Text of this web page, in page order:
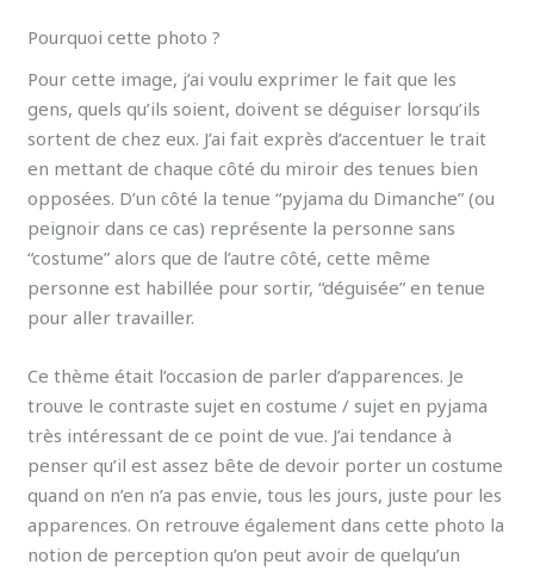
Pourquoi cette photo ?
Pour cette image, j’ai voulu exprimer le fait que les
gens, quels qu’ils soient, doivent se déguiser lorsqu’ils
sortent de chez eux. J’ai fait exprès d’accentuer le trait
en mettant de chaque côté du miroir des tenues bien
opposées. D’un côté la tenue “pyjama du Dimanche” (ou
peignoir dans ce cas) représente la personne sans
“costume” alors que de l’autre côté, cette même
personne est habillée pour sortir, “déguisée” en tenue
pour aller travailler.
Ce thème était l’occasion de parler d’apparences. Je
trouve le contraste sujet en costume / sujet en pyjama
très intéressant de ce point de vue. J’ai tendance à
penser qu’il est assez bête de devoir porter un costume
quand on n’en n’a pas envie, tous les jours, juste pour les
apparences. On retrouve également dans cette photo la
notion de perception qu’on peut avoir de quelqu’un